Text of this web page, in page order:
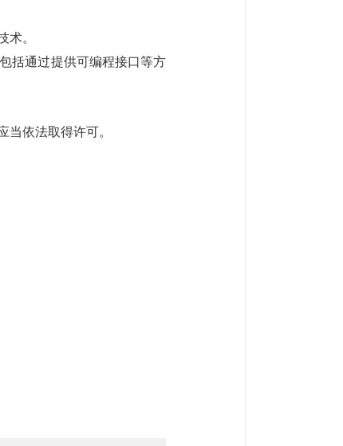
术。
括通过提供可编程接口等方
依法取得许可。